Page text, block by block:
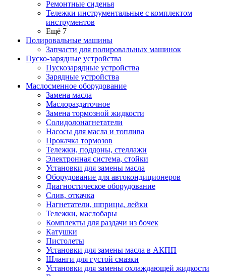
Ремонтные сиденья
Тележки инструментальные с комплектом
инструментов
Ещё 7
Полировальные машины
Запчасти для полировальных машинок
Пуско-зарядные устройства
Пускозарядные устройства
Зарядные устройства
Маслосменное оборудование
Замена масла
Маслораздаточное
Замена тормозной жидкости
Солидолонагнетатели
Насосы для масла и топлива
Прокачка тормозов
Тележки, поддоны, стеллажи
Электронная система, стойки
Установки для замены масла
Оборудование для автокондиционеров
Диагностическое оборудование
Слив, откачка
Нагнетатели, шприцы, лейки
Тележки, маслобары
Комплекты для раздачи из бочек
Катушки
Пистолеты
Установки для замены масла в АКПП
Шланги для густой смазки
Установки для замены охлаждающей жидкости